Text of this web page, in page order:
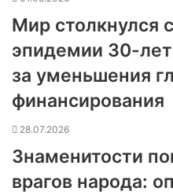
Мир столкнулся
эпидемии 30-
за уменьшения
финансирования
28.07.2026
Знаменитости
врагов народа: